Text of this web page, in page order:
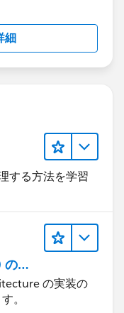
細
する方法を学習
管
の実装の
。